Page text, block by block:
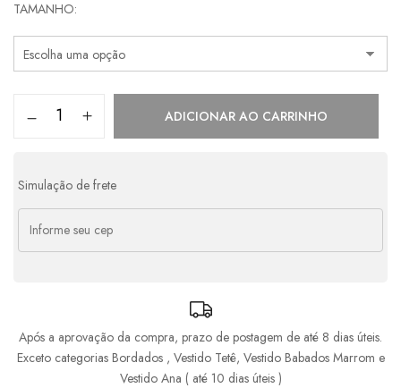
2x deR$329,50s/ juros R$659,00
3x de
TAMANHO
ADICIONAR AO CARRINHO
Simulação de frete
Após a aprovação da compra, prazo de postagem de até 8 dias úteis.
Exceto categorias Bordados , Vestido Tetê, Vestido Babados Marrom e
Vestido Ana ( até 10 dias úteis )